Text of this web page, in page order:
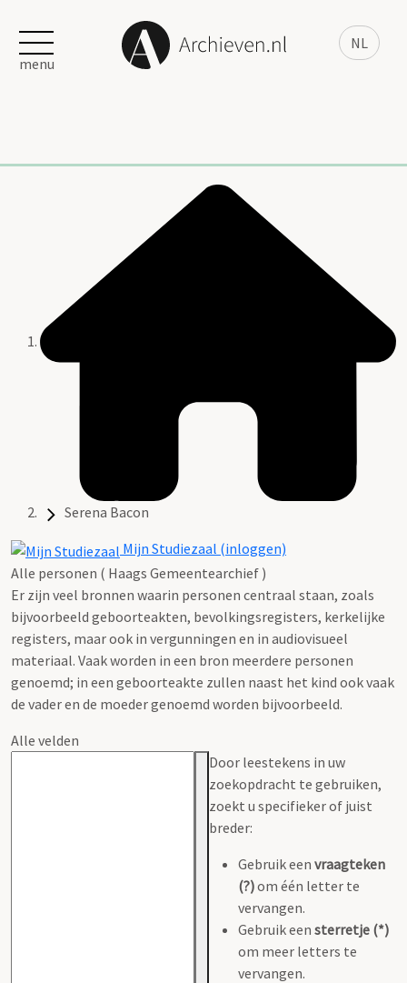
NL
menu
Serena Bacon
Mijn Studiezaal (inloggen)
Alle personen ( Haags Gemeentearchief )
Er zijn veel bronnen waarin personen centraal staan, zoals
bijvoorbeeld geboorteakten, bevolkingsregisters, kerkelijke
registers, maar ook in vergunningen en in audiovisueel
materiaal. Vaak worden in een bron meerdere personen
genoemd; in een geboorteakte zullen naast het kind ook vaak
de vader en de moeder genoemd worden bijvoorbeeld.
Alle velden
Door leestekens in uw
zoekopdracht te gebruiken,
zoekt u specifieker of juist
breder:
Gebruik een vraagteken
(?)om één letter te
vervangen.
Gebruik een sterretje (*)
om meer letters te
vervangen.